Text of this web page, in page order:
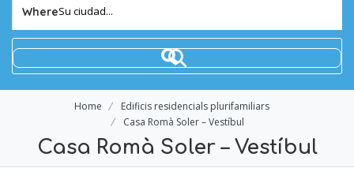
WhereSu ciudad...
Home
Edificis residencials plurifamiliars
Casa Romà Soler – Vestíbul
Casa Romà Soler – Vestíbul